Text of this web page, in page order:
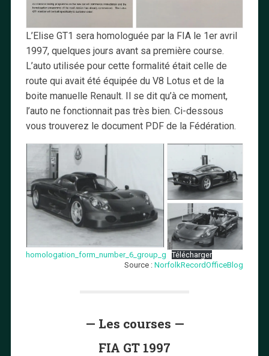
L’Elise GT1 sera homologuée par la FIA le 1er avril
1997, quelques jours avant sa première course.
L’auto utilisée pour cette formalité était celle de
route qui avait été équipée du V8 Lotus et de la
boite manuelle Renault. Il se dit qu’à ce moment,
l’auto ne fonctionnait pas très bien. Ci-dessous
vous trouverez le document PDF de la Fédération.
homologation_form_number_6_group_g
Télécharger
Source :NorfolkRecordOfficeBlog
— Les courses —
FIA GT 1997